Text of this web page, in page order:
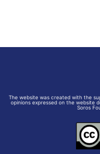
The website was created with the
opinions expressed on the website
Soros